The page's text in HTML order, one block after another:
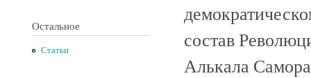
Остальное
Статьи
состав
Алькала